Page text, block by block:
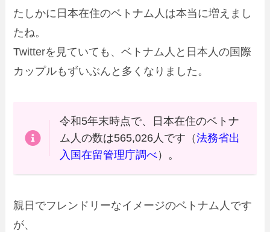
たしかに日本在住のベトナム人は本当に増えまし
たね。
Twitterを見ていても、ベトナム人と日本人の国際
カップルもずいぶんと多くなりました。
令和5年末時点で、日本在住のベトナ
ム人の数は565,026人です（法務省出
入国在留管理庁調べ）。
親日でフレンドリーなイメージのベトナム人です
が、